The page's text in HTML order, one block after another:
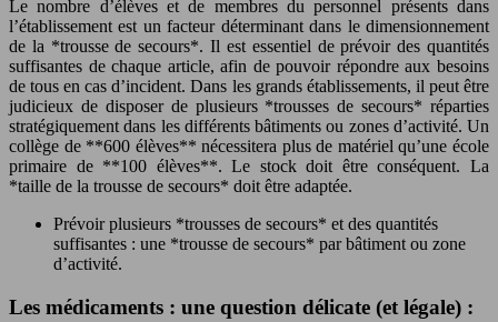
Le nombre d’élèves et de membres du personnel présents dans
l’établissement est un facteur déterminant dans le dimensionnement
de la *trousse de secours*. Il est essentiel de prévoir des quantités
suffisantes de chaque article, afin de pouvoir répondre aux besoins
de tous en cas d’incident. Dans les grands établissements, il peut être
judicieux de disposer de plusieurs *trousses de secours* réparties
stratégiquement dans les différents bâtiments ou zones d’activité. Un
collège de **600 élèves** nécessitera plus de matériel qu’une école
primaire de **100 élèves**. Le stock doit être conséquent. La
*taille de la trousse de secours* doit être adaptée.
Prévoir plusieurs *trousses de secours* et des quantités
suffisantes : une *trousse de secours* par bâtiment ou zone
d’activité.
Les médicaments : une question délicate (et légale) :